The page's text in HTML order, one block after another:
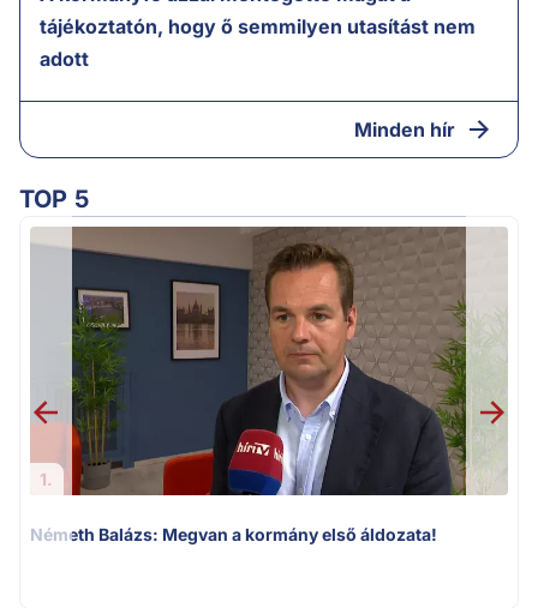
tájékoztatón, hogy ő semmilyen utasítást nem
adott
Minden hír
TOP 5
1.
Németh Balázs: Megvan a kormány első áldozata!